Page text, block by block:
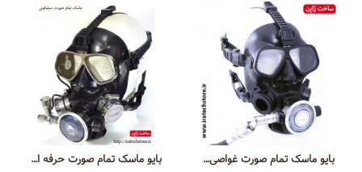
بایو ماسک تمام صورت حرفه ای غواصی Diving Bio Pro Full Face Mask بایو ماسک تمام صورت غواصی Diving Bio Full Face Mask